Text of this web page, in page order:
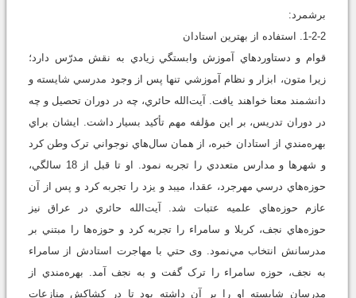
برشمرد:
1-2-2. استفاده از بهترين استادان
قوام و دستاوردهاي آموزش وابستگي زيادي به نقش مدرّس دارد؛
زیرا متون، ابزار و نظام آموزشي تنها پس از وجود مدرسي شايسته و
دانشمند معنا خواهند يافت. آيت‌الله حائري، چه در دوران تحصيل و چه
در دوران تدريس، بر اين مؤلفه مهم تأکيد بسيار داشت. ایشان براي
بهره‌مندي از استادان خبره، از همان سال‌هاي نوجواني ترک وطن کرد
و شهرها و مدارس متعددي را تجربه نمود. او تا قبل از 18 سالگي،
حوزه‌هاي درسي مهرجرد، عقدا، ميبد و يزد را تجربه کرد و پس از آن
عازم حوزه‌هاي علميه عتبات شد. آيت‌‌الله حائري در عراق نيز
حوزه‌هاي نجف، کربلا و سامراء را تجربه کرد و حوزه‌ها را مبتني بر
مدرسانش انتخاب مي‌نمود. وی حتي با مهاجرت استادش از سامراء
به نجف، حوزه سامراء را ترک گفت و به نجف آمد. بهره‌مندي از
مدرسان شايسته او را بر آن داشته بود تا در کشاکش منازعات